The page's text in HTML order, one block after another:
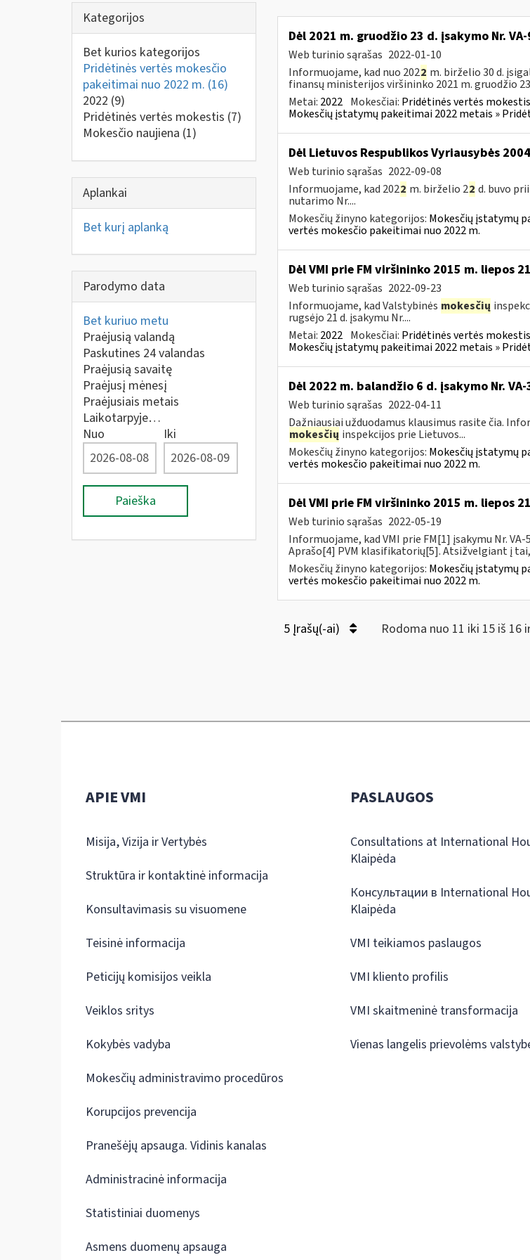
Kategorijos
Bet kurios kategorijos
Pridėtinės vertės mokesčio
pakeitimai nuo 2022 m. (16)
2022 (9)
Pridėtinės vertės mokestis (7)
Mokesčio naujiena (1)
Aplankai
Bet kurį aplanką
Parodymo data
Bet kuriuo metu
Praėjusią valandą
Paskutines 24 valandas
Praėjusią savaitę
Praėjusį mėnesį
Praėjusiais metais
Laikotarpyje…
Nuo
Iki
Paieška
Dėl 2021 m. gruodžio 23 d. įsakymo Nr.
Web turinio sąrašas 2022-01-10
Informuojame, kad nuo 2022 m. birželio 30 d.
finansų ministerijos viršininko 2021 m. gruodžio 23
Metai: 2022 Mokesčiai: Pridėtinės vertės mokestis
Mokesčių įstatymų pakeitimai 2022 metais »
Dėl Lietuvos Respublikos Vyriausybės
Web turinio sąrašas 2022-09-08
Informuojame, kad 2022 m. birželio 22 d. buvo
nutarimo Nr....
Mokesčių žinyno kategorijos: Mokesčių įstatymų
vertės mokesčio pakeitimai nuo 2022 m.
Dėl VMI prie FM viršininko 2015 m. liepos
Web turinio sąrašas 2022-09-23
Informuojame, kad Valstybinės mokesčių
rugsėjo 21 d. įsakymu Nr....
Metai: 2022 Mokesčiai: Pridėtinės vertės mokestis
Mokesčių įstatymų pakeitimai 2022 metais »
Dėl 2022 m. balandžio 6 d. įsakymo Nr. VA-
Web turinio sąrašas 2022-04-11
Dažniausiai užduodamus klausimus rasite čia.
mokesčių inspekcijos prie Lietuvos...
Mokesčių žinyno kategorijos: Mokesčių įstatymų
vertės mokesčio pakeitimai nuo 2022 m.
Dėl VMI prie FM viršininko 2015 m. liepos
Web turinio sąrašas 2022-05-19
Informuojame, kad VMI prie FM[1] įsakymu Nr. VA-
Aprašo[4] PVM klasifikatorių[5]. Atsižvelgiant į tai,
Mokesčių žinyno kategorijos: Mokesčių įstatymų
vertės mokesčio pakeitimai nuo 2022 m.
5 Įrašų(-ai) Rodoma nuo 11 iki 15 iš 16
APIE VMI
Misija, Vizija ir Vertybės
Struktūra ir kontaktinė informacija
Konsultavimasis su visuomene
Teisinė informacija
Peticijų komisijos veikla
Veiklos sritys
Kokybės vadyba
Mokesčių administravimo procedūros
Korupcijos prevencija
Pranešėjų apsauga. Vidinis kanalas
Administracinė informacija
Statistiniai duomenys
Asmens duomenų apsauga
PASLAUGOS
Consultations at International
Klaipėda
Консультации в International
Klaipėda
VMI teikiamos paslaugos
VMI kliento profilis
VMI skaitmeninė transformacija
Vienas langelis prievolėms